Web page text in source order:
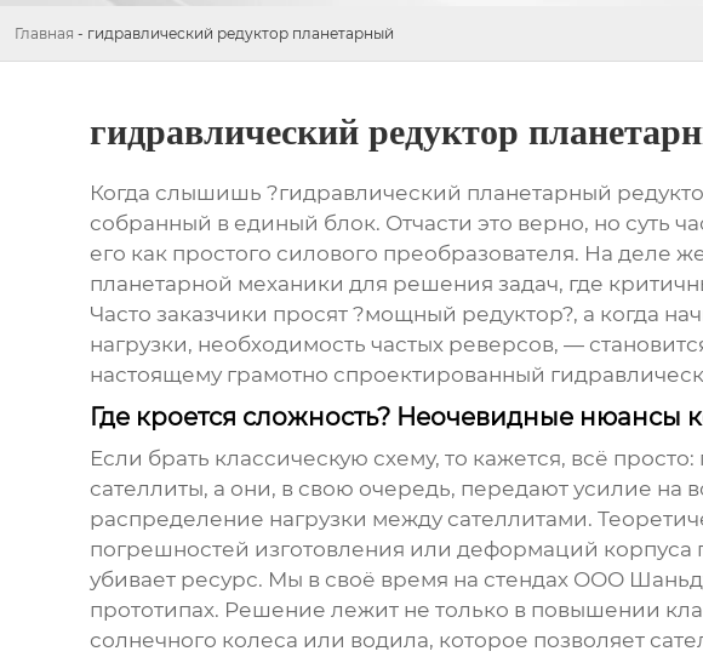
Главная - гидравлический редуктор планетарный
гидравлический редуктор
Когда слышишь ?гидравлический планетарный
собранный в единый блок. Отчасти это верно, но суть
его как простого силового преобразователя. На
планетарной механики для решения задач, где
Часто заказчики просят ?мощный редуктор?, а когда
нагрузки, необходимость частых реверсов, —
настоящему грамотно спроектированный
Где кроется сложность? Неочевидные нюансы
Если брать классическую схему, то кажется, всё
сателлиты, а они, в свою очередь, передают усилие
распределение нагрузки между сателлитами.
погрешностей изготовления или деформаций корпуса
убивает ресурс. Мы в своё время на стендах ООО
прототипах. Решение лежит не только в повышении
солнечного колеса или водила, которое позволяет